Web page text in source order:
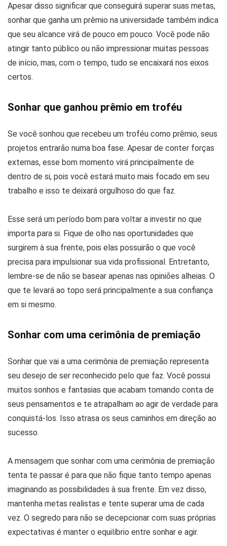
Apesar disso significar que conseguirá superar suas metas,
sonhar que ganha um prêmio na universidade também indica
que seu alcance virá de pouco em pouco. Você pode não
atingir tanto público ou não impressionar muitas pessoas
de início, mas, com o tempo, tudo se encaixará nos eixos
certos.
Sonhar que ganhou prêmio em troféu
Se você sonhou que recebeu um troféu como prêmio, seus
projetos entrarão numa boa fase. Apesar de conter forças
externas, esse bom momento virá principalmente de
dentro de si, pois você estará muito mais focado em seu
trabalho e isso te deixará orgulhoso do que faz.
Esse será um período bom para voltar a investir no que
importa para si. Fique de olho nas oportunidades que
surgirem à sua frente, pois elas possuirão o que você
precisa para impulsionar sua vida profissional. Entretanto,
lembre-se de não se basear apenas nas opiniões alheias. O
que te levará ao topo será principalmente a sua confiança
em si mesmo.
Sonhar com uma cerimônia de premiação
Sonhar que vai a uma cerimônia de premiação representa
seu desejo de ser reconhecido pelo que faz. Você possui
muitos sonhos e fantasias que acabam tomando conta de
seus pensamentos e te atrapalham ao agir de verdade para
conquistá-los. Isso atrasa os seus caminhos em direção ao
sucesso.
A mensagem que sonhar com uma cerimônia de premiação
tenta te passar é para que não fique tanto tempo apenas
imaginando as possibilidades à sua frente. Em vez disso,
mantenha metas realistas e tente superar uma de cada
vez. O segredo para não se decepcionar com suas próprias
expectativas é manter o equilíbrio entre sonhar e agir.